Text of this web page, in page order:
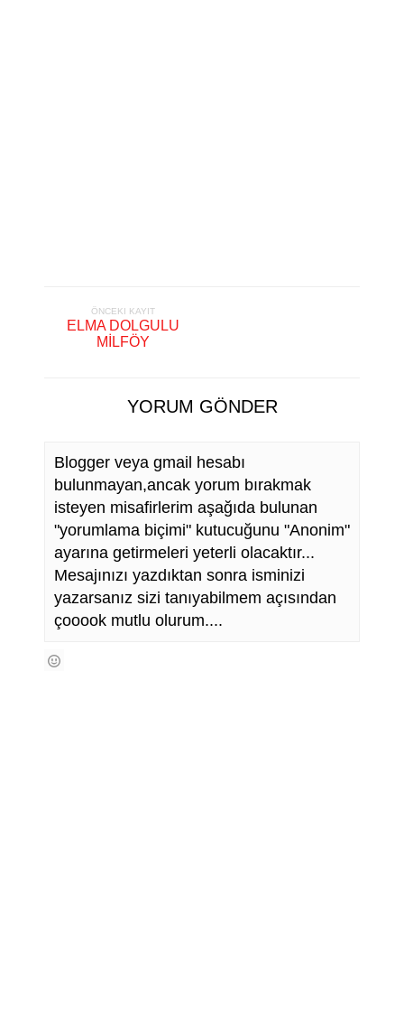
ÖNCEKI KAYIT
ELMA DOLGULU
MİLFÖY
YORUM GÖNDER
Blogger veya gmail hesabı
bulunmayan,ancak yorum bırakmak
isteyen misafirlerim aşağıda bulunan
"yorumlama biçimi" kutucuğunu "Anonim"
ayarına getirmeleri yeterli olacaktır...
Mesajınızı yazdıktan sonra isminizi
yazarsanız sizi tanıyabilmem açısından
çooook mutlu olurum....